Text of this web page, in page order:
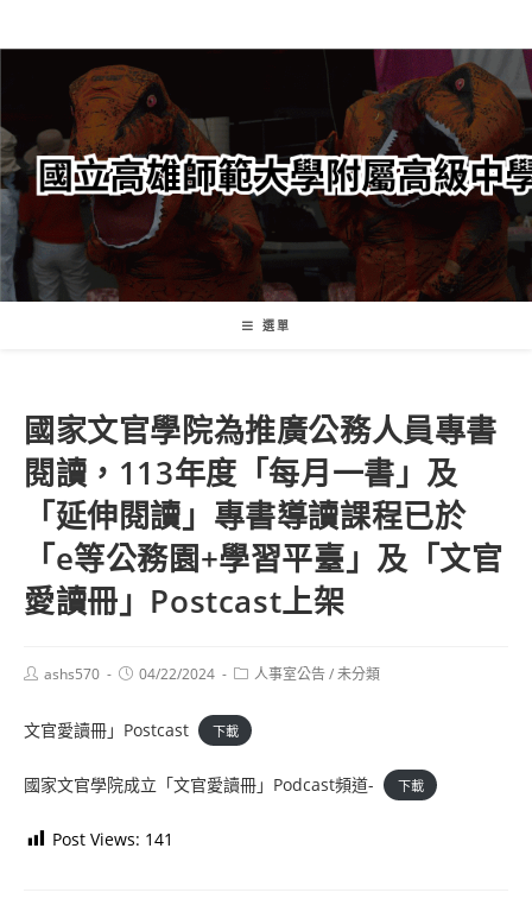
轉
要
內
容
選單
國家文官學院為推廣公務人員專書
閱讀，113年度「每月一書」及
「延伸閱讀」專書導讀課程已於
「e等公務園+學習平臺」及「文官
愛讀冊」Postcast上架
Postashs570
Post04/22/2024
Post人事室公告/未分類
文官愛讀冊」Postcast 下載
國家文官學院成立「文官愛讀冊」Podcast頻道- 下載
Post Views: 141